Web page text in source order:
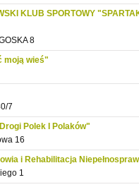
KLUB SPORTOWY
8
moją wieś"
7
Polek I Polaków"
16
i Rehabilitacja
1